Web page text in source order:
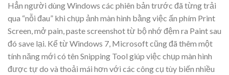
Hẳn người dùng Windows các phiên bản trước đã từng trải
qua “nỗi đau” khi chụp ảnh màn hình bằng việc ấn phím Print
Screen, mở pain, paste screenshot từ bộ nhớ đệm ra Paint sau
đó save lại. Kể từ Windows 7, Microsoft cũng đã thêm một
tính năng mới có tên Snipping Tool giúp việc chụp màn hình
được tự do và thoải mái hơn với các công cụ tùy biến nhiều